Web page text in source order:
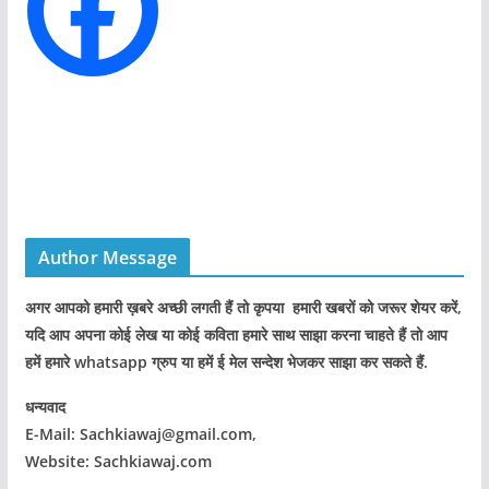
s
Author Message
अगर आपको हमारी ख़बरे अच्छी लगती हैं तो कृपया हमारी खबरों को जरूर शेयर करें,
यदि आप अपना कोई लेख या कोई कविता हमारे साथ साझा करना चाहते हैं तो आप
हमें हमारे whatsapp ग्रुप या हमें ई मेल सन्देश भेजकर साझा कर सकते हैं.
धन्यवाद
E-Mail: Sachkiawaj@gmail.com,
Website: Sachkiawaj.com